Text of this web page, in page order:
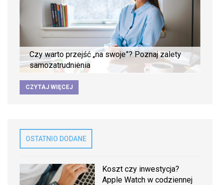
Czy warto przejść „na swoje”? Poznaj zalety
samozatrudnienia
CZYTAJ WIĘCEJ
OSTATNIO DODANE
Koszt czy inwestycja?
Apple Watch w codziennej